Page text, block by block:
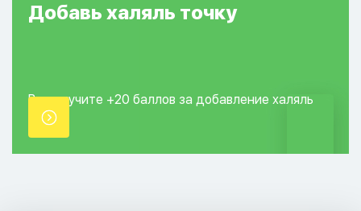
Добавь халяль точку
Вы получите +20 баллов за добавление халяль
точки.